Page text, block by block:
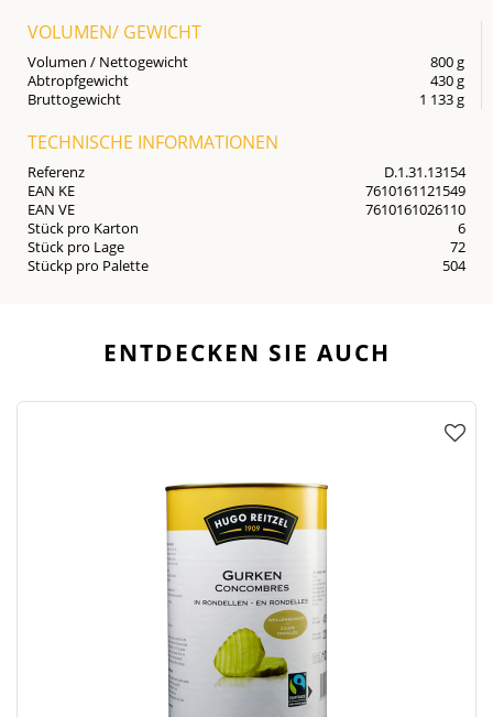
VOLUMEN/ GEWICHT
Volumen / Nettogewicht
800 g
Abtropfgewicht
430 g
Bruttogewicht
1 133 g
TECHNISCHE INFORMATIONEN
Referenz
D.1.31.13154
EAN KE
7610161121549
EAN VE
7610161026110
Stück pro Karton
6
Stück pro Lage
72
Stückp pro Palette
504
ENTDECKEN SIE AUCH